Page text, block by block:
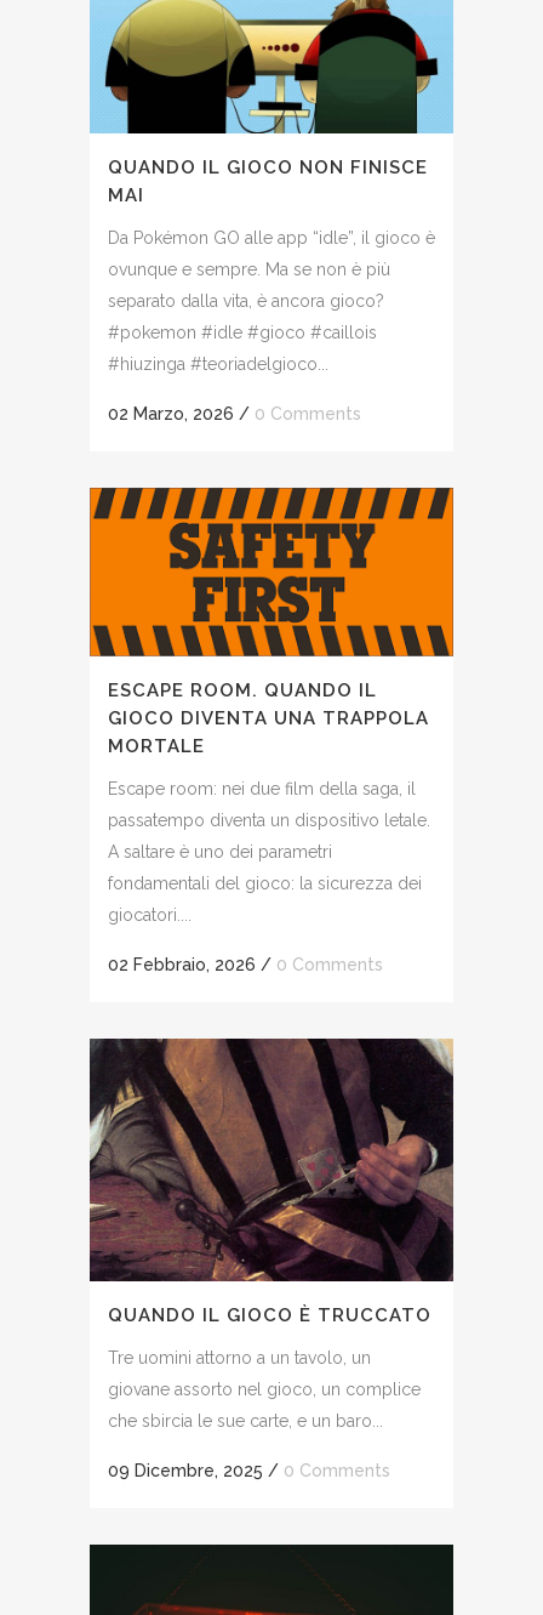
QUANDO IL GIOCO NON FINISCE
MAI
Da Pokémon GO alle app “idle”, il gioco è
ovunque e sempre. Ma se non è più
separato dalla vita, è ancora gioco?
#pokemon #idle #gioco #caillois
#hiuzinga #teoriadelgioco...
02 Marzo, 2026 / 0 Comments
ESCAPE ROOM. QUANDO IL
GIOCO DIVENTA UNA TRAPPOLA
MORTALE
Escape room: nei due film della saga, il
passatempo diventa un dispositivo letale.
A saltare è uno dei parametri
fondamentali del gioco: la sicurezza dei
giocatori....
02 Febbraio, 2026 / 0 Comments
QUANDO IL GIOCO È TRUCCATO
Tre uomini attorno a un tavolo, un
giovane assorto nel gioco, un complice
che sbircia le sue carte, e un baro...
09 Dicembre, 2025 / 0 Comments